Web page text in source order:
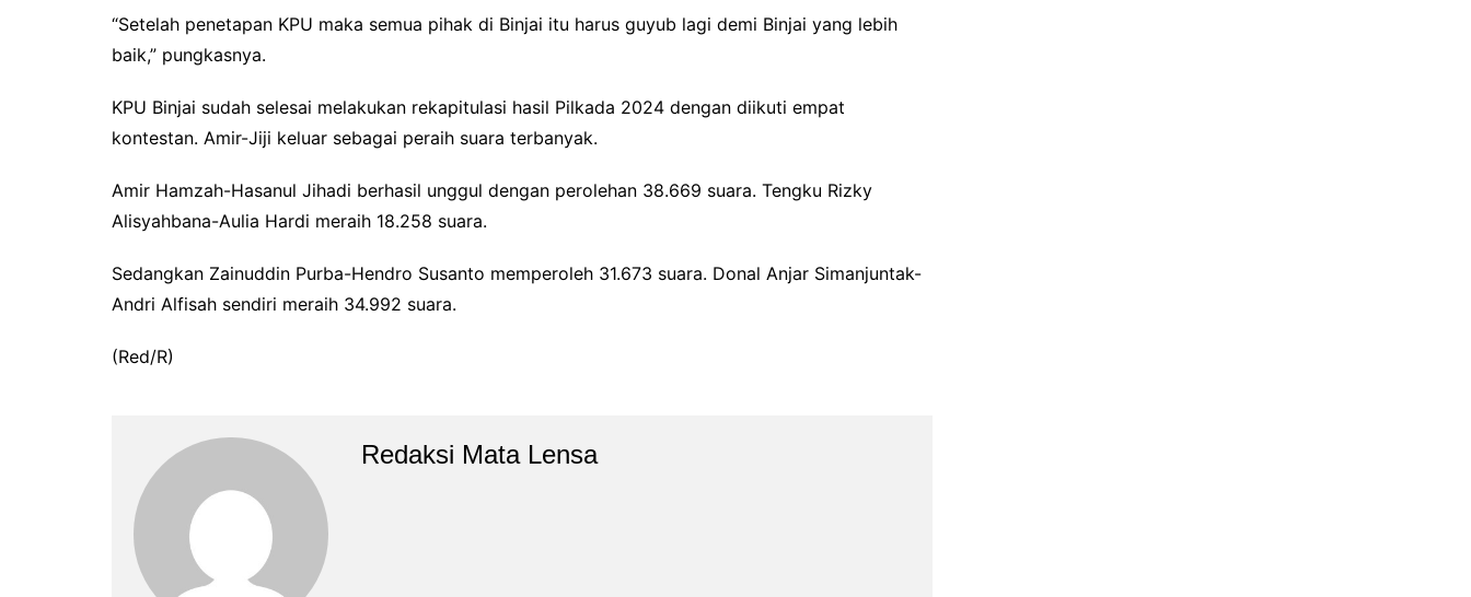
“Setelah penetapan KPU maka semua pihak di Binjai itu harus guyub lagi demi Binjai yang lebih
baik,” pungkasnya.
KPU Binjai sudah selesai melakukan rekapitulasi hasil Pilkada 2024 dengan diikuti empat
kontestan. Amir-Jiji keluar sebagai peraih suara terbanyak.
Amir Hamzah-Hasanul Jihadi berhasil unggul dengan perolehan 38.669 suara. Tengku Rizky
Alisyahbana-Aulia Hardi meraih 18.258 suara.
Sedangkan Zainuddin Purba-Hendro Susanto memperoleh 31.673 suara. Donal Anjar Simanjuntak-
Andri Alfisah sendiri meraih 34.992 suara.
(Red/R)
Redaksi Mata Lensa